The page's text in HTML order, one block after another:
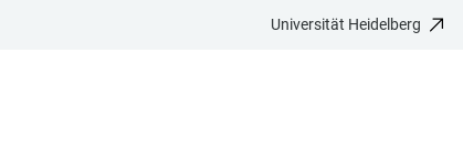
Universität Heidelberg